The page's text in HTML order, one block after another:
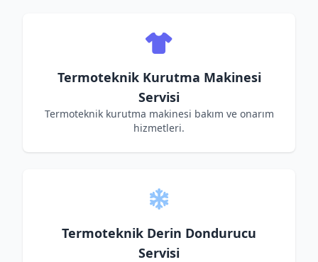
Termoteknik Kurutma Makinesi
Servisi
Termoteknik kurutma makinesi bakım ve onarım
hizmetleri.
Termoteknik Derin Dondurucu
Servisi